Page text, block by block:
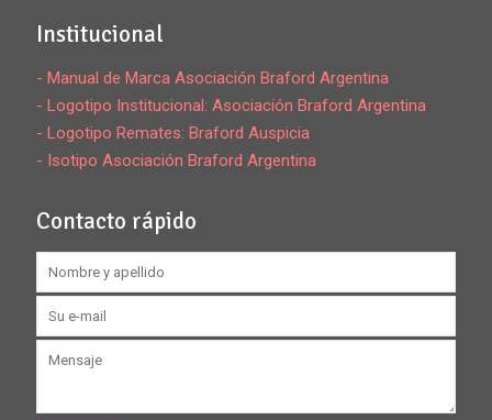
Institucional
- Manual de Marca Asociación Braford Argentina
- Logotipo Institucional: Asociación Braford Argentina
- Logotipo Remates: Braford Auspicia
- Isotipo Asociación Braford Argentina
Contacto rápido